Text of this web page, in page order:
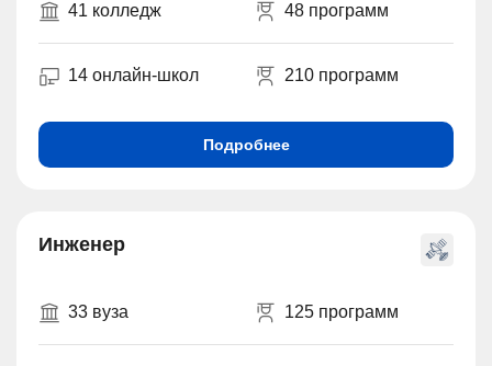
41 колледж 48 программ
14 онлайн-школ 210 программ
Подробнее
Инженер
33 вуза 125 программ